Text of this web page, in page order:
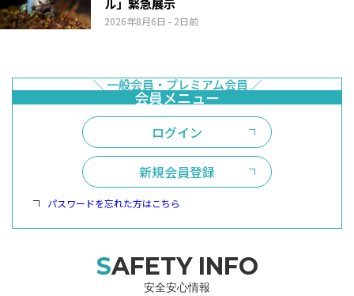
2026年8月6日 - 2日前
ログイン
新規会員登録
パスワードを忘れた方はこちら
SAFETY INFO
安全安心情報